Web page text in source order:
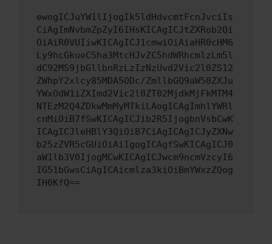
ewogICJuYW1lIjogIk5ldHdvcmtFcnJvciIs
CiAgImNvbmZpZyI6IHsKICAgICJtZXRob2Qi
OiAiR0VUIiwKICAgICJ1cmwiOiAiaHR0cHM6
Ly9hcGkueC5ha3MtcHJvZC5hdWRhcmlzLm5l
dC92MS9jbGllbnRzLzIzNzUvd2Vic2l0ZS12
ZWhpY2xlcy85MDA5ODc/ZmllbGQ9aW50ZXJu
YWxOdW1iZXImd2Vic2l0ZT02MjdkMjFkMTM4
NTEzM2Q4ZDkwMmMyMTkiLAogICAgImhlYWRl
cnMiOiB7fSwKICAgICJib2R5IjogbnVsbCwK
ICAgICJleHBlY3QiOiB7CiAgICAgICJyZXNw
b25zZVR5cGUiOiAiIgogICAgfSwKICAgICJ0
aW1lb3V0IjogMCwKICAgICJwcm9ncmVzcyI6
IG51bGwsCiAgICAicmlza3kiOiBmYWxzZQog
IH0KfQ==